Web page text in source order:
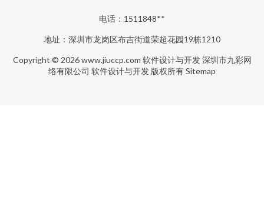
电话：1511848**
地址：深圳市龙岗区布吉街道荣超花园19栋1210
Copyright © 2026www.jiuccp.com 软件设计与开发 深圳市九彩网
络有限公司 软件设计与开发 版权所有Sitemap